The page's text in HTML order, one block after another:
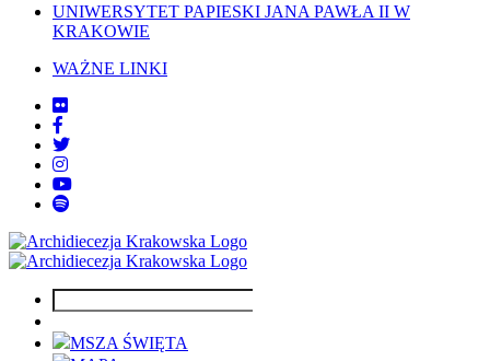
UNIWERSYTET PAPIESKI JANA PAWŁA II W
KRAKOWIE
WAŻNE LINKI
MSZA ŚWIĘTA